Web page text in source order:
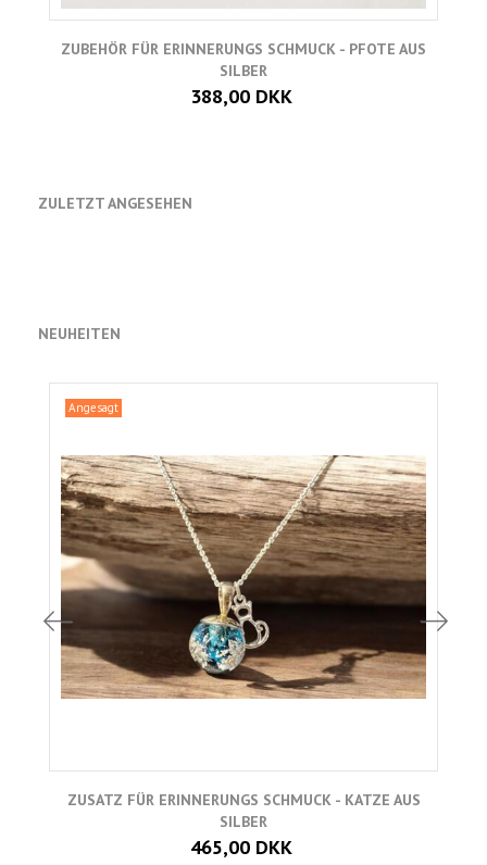
ZUBEHÖR FÜR ERINNERUNGS SCHMUCK - PFOTE AUS
SILBER
388,00 DKK
ZULETZT ANGESEHEN
NEUHEITEN
Angesagt
ZUSATZ FÜR ERINNERUNGS SCHMUCK - KATZE AUS
SILBER
465,00 DKK